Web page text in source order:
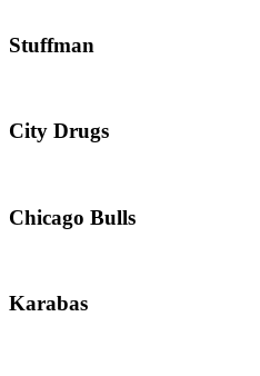
Stuffman
City Drugs
Chicago Bulls
Karabas